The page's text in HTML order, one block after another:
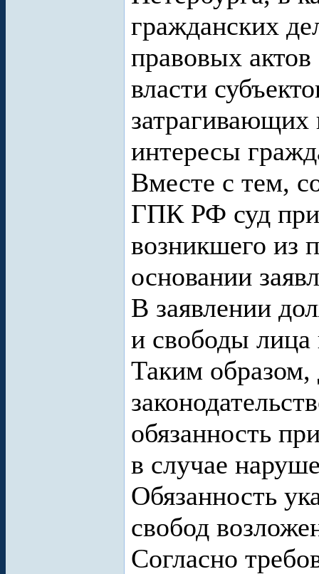
гражданских
правовых актов
власти
затрагивающих
интересы
Вместе с тем,
ГПК РФ суд
возникшего из
основании
В заявлении
и свободы
Таким
обязанность
в случае
Обязанность
свобод
Согласно